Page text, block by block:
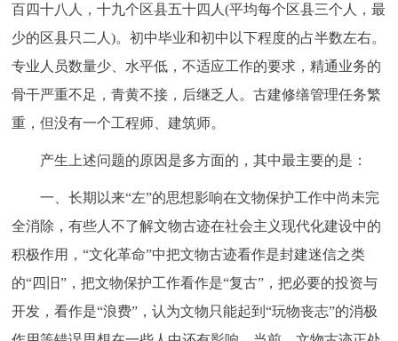
百四十八人，十九个区县五十四人(平均每个区县三个人，最
少的区县只二人)。初中毕业和初中以下程度的占半数左右。
专业人员数量少、水平低，不适应工作的要求，精通业务的
骨干严重不足，青黄不接，后继乏人。古建修缮管理任务繁
重，但没有一个工程师、建筑师。
产生上述问题的原因是多方面的，其中最主要的是：
一、长期以来“左”的思想影响在文物保护工作中尚未完
全消除，有些人不了解文物古迹在社会主义现代化建设中的
积极作用，“文化革命”中把文物古迹看作是封建迷信之类
的“四旧”，把文物保护工作看作是“复古”，把必要的投资与
开发，看作是“浪费”，认为文物只能起到“玩物丧志”的消极